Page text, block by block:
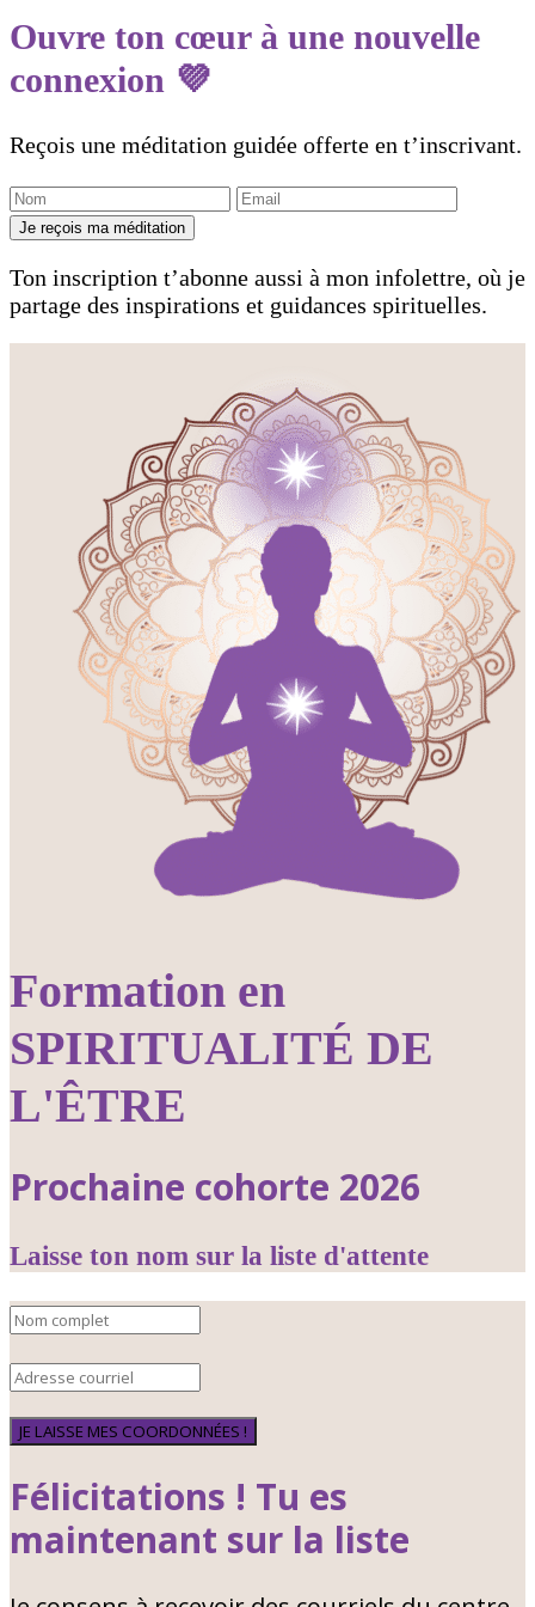
Ouvre ton cœur à une nouvelle
connexion 💜
Reçois une méditation guidée offerte en t’inscrivant.
Je reçois ma méditation
Ton inscription t’abonne aussi à mon infolettre, où je
partage des inspirations et guidances spirituelles.
Formation en
SPIRITUALITÉ DE
L'ÊTRE
Prochaine cohorte 2026
Laisse ton nom sur la liste d'attente
JE LAISSE MES COORDONNÉES !
Félicitations ! Tu es
maintenant sur la liste